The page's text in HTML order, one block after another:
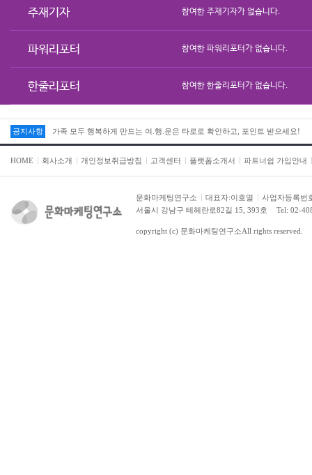
상추
부산광역시 강서구에서 재배한 맥도
청정해역 한려수도 삼천포의 대표적
경남 사천시
11월부터 5월까지가 제철인 매생이
는 완도군의 대표 특산물 중 하...
전남 완도군
아위버섯/상황버섯
뜰아채 농업회사에 신품종으로 육성
함평천지 미니 단호박
함평군의 깨끗한 물과 맑은 공기 속에
서 유기질 퇴비로 재배되는 함...
주재기자 참여한 주재기자가 없습니다.
파워리포터 참여한 파워리포터가 없습니다.
한줄리포터 참여한 한줄리포터가 없습니다.
공지사항 가족 모두 행복하게 만드는 여.행.운은 타로로 확인하고, 포인트 받으세요!
HOME 회사소개 개인정보취급방침 고객센터 플랫폼소개서 파트너쉽 가입안내
문화마케팅연구소 대표자:이호열
사업자등록번
서울시 강남구 테헤란로82길 15, 393호
Tel: 02-
copyright (c) 문화마케팅연구소All rights reserved.